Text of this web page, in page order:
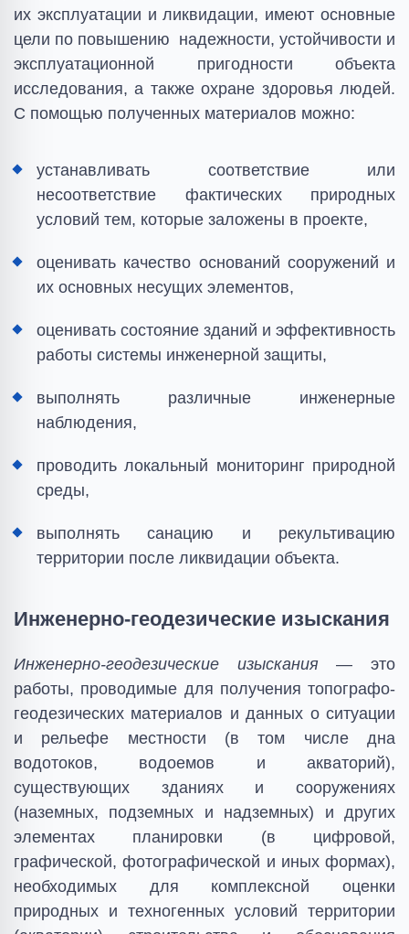
их эксплуатации и ликвидации, имеют основные
цели по повышению надежности, устойчивости и
эксплуатационной пригодности объекта
исследования, а также охране здоровья людей.
С помощью полученных материалов можно:
устанавливать соответствие или
несоответствие фактических природных
условий тем, которые заложены в проекте,
оценивать качество оснований сооружений и
их основных несущих элементов,
оценивать состояние зданий и эффективность
работы системы инженерной защиты,
выполнять различные инженерные
наблюдения,
проводить локальный мониторинг природной
среды,
выполнять санацию и рекультивацию
территории после ликвидации объекта.
Инженерно-геодезические изыскания
Инженерно-геодезические изыскания— это
работы, проводимые для получения топографо-
геодезических материалов и данных о ситуации
и рельефе местности (в том числе дна
водотоков, водоемов и акваторий),
существующих зданиях и сооружениях
(наземных, подземных и надземных) и других
элементах планировки (в цифровой,
графической, фотографической и иных формах),
необходимых для комплексной оценки
природных и техногенных условий территории